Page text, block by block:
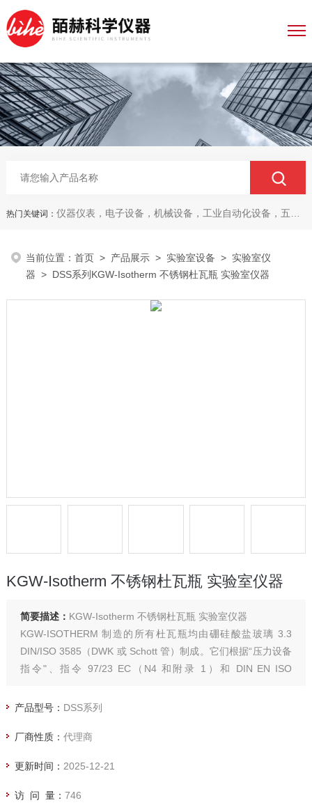
热门关键词： 仪器仪表，电子设备，机械设备，工业自动化设备，五金产品，电线电缆，金属材料，电子
当前位置：首页 > 产品展示 > 实验室设备 > 实验室仪
器 > DSS系列KGW-Isotherm 不锈钢杜瓦瓶 实验室仪器
KGW-Isotherm 不锈钢杜瓦瓶 实验室仪器
简要描述： KGW-Isotherm 不锈钢杜瓦瓶 实验室仪器
KGW-ISOTHERM 制造的所有杜瓦瓶均由硼硅酸盐玻璃 3.3
DIN/ISO 3585（DWK 或 Schott 管）制成。它们根据“压力设备
指令"、指令 97/23 EC（N4 和附录 1）和 DIN EN ISO
产品型号： DSS系列
厂商性质： 代理商
更新时间： 2025-12-21
访 问 量： 746